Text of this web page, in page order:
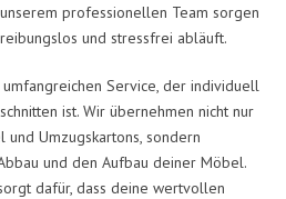
professionellen Team sorgen
und stressfrei abläuft.
Service, der individuell
ist. Wir übernehmen nicht nur
Umzugskartons, sondern
und den Aufbau deiner Möbel.
dafür, dass deine wertvollen